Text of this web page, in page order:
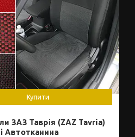
Купити
ЗАЗ Таврія (ZAZ Tavria)
Автотканина